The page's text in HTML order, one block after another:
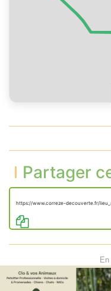
Partager
https://www.correze-decouverte.fr/